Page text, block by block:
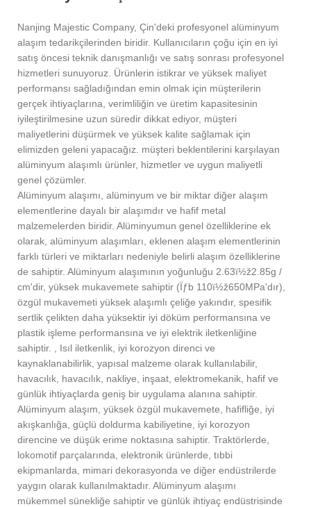
Nanjing Majestic Company, Çin'deki profesyonel alüminyum
alaşım tedarikçilerinden biridir. Kullanıcıların çoğu için en iyi
satış öncesi teknik danışmanlığı ve satış sonrası profesyonel
hizmetleri sunuyoruz. Ürünlerin istikrar ve yüksek maliyet
performansı sağladığından emin olmak için müşterilerin
gerçek ihtiyaçlarına, verimliliğin ve üretim kapasitesinin
iyileştirilmesine uzun süredir dikkat ediyor, müşteri
maliyetlerini düşürmek ve yüksek kalite sağlamak için
elimizden geleni yapacağız. müşteri beklentilerini karşılayan
alüminyum alaşımlı ürünler, hizmetler ve uygun maliyetli
genel çözümler.
Alüminyum alaşımı, alüminyum ve bir miktar diğer alaşım
elementlerine dayalı bir alaşımdır ve hafif metal
malzemelerden biridir. Alüminyumun genel özelliklerine ek
olarak, alüminyum alaşımları, eklenen alaşım elementlerinin
farklı türleri ve miktarları nedeniyle belirli alaşım özelliklerine
de sahiptir. Alüminyum alaşımının yoğunluğu 2.63ï½ž2.85g /
cm'dir, yüksek mukavemete sahiptir (Ïƒb 110ï½ž650MPa'dır),
özgül mukavemeti yüksek alaşımlı çeliğe yakındır, spesifik
sertlik çelikten daha yüksektir iyi döküm performansına ve
plastik işleme performansına ve iyi elektrik iletkenliğine
sahiptir. , Isıl iletkenlik, iyi korozyon direnci ve
kaynaklanabilirlik, yapısal malzeme olarak kullanılabilir,
havacılık, havacılık, nakliye, inşaat, elektromekanik, hafif ve
günlük ihtiyaçlarda geniş bir uygulama alanına sahiptir.
Alüminyum alaşım, yüksek özgül mukavemete, hafifliğe, iyi
akışkanlığa, güçlü doldurma kabiliyetine, iyi korozyon
direncine ve düşük erime noktasına sahiptir. Traktörlerde,
lokomotif parçalarında, elektronik ürünlerde, tıbbi
ekipmanlarda, mimari dekorasyonda ve diğer endüstrilerde
yaygın olarak kullanılmaktadır. Alüminyum alaşımı
mükemmel sünekliğe sahiptir ve günlük ihtiyaç endüstrisinde